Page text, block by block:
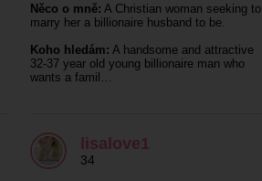
Něco o mně: A Christian woman seeking to
marry her a billionaire husband to be.
Koho hledám: A handsome and attractive
32-37 year old young billionaire man who
wants a famil…
lisalove1
34